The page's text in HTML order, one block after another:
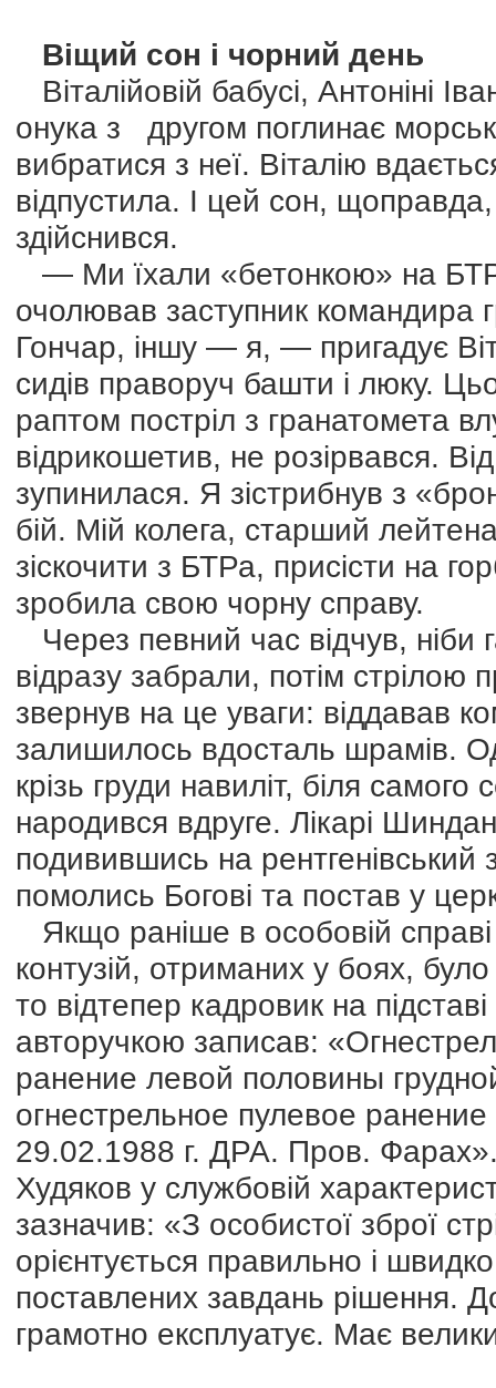
Віщий сон і чорний день
Віталійовій бабусі, Антоніні
онука з другом поглинає
вибратися з неї. Віталію
відпустила. І цей сон,
здійснився.
— Ми їхали «бетонкою» на
очолював заступник командира
Гончар, іншу — я, — пригадує
сидів праворуч башти і люку.
раптом постріл з гранатомета
відрикошетив, не розірвався.
зупинилася. Я зістрибнув з
бій. Мій колега, старший
зіскочити з БТРа, присісти на
зробила свою чорну справу.
Через певний час відчув, ніби
відразу забрали, потім стрілою
звернув на це уваги: віддавав
залишилось вдосталь шрамів.
крізь груди навиліт, біля
народився вдруге. Лікарі
подивившись на
помолись Богові та постав у
Якщо раніше в особовій
контузій, отриманих у боях,
то відтепер кадровик на
авторучкою записав:
ранение левой половины
огнестрельное пулевое
29.02.1988 г. ДРА. Пров.
Худяков у службовій
зазначив: «З особистої зброї
орієнтується правильно і
поставлених завдань рішення.
грамотно експлуатує. Має